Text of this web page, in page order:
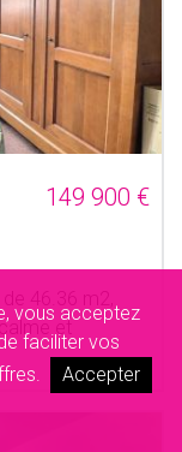
vous acceptez
faciliter vos
Accepter
149 900 €
et